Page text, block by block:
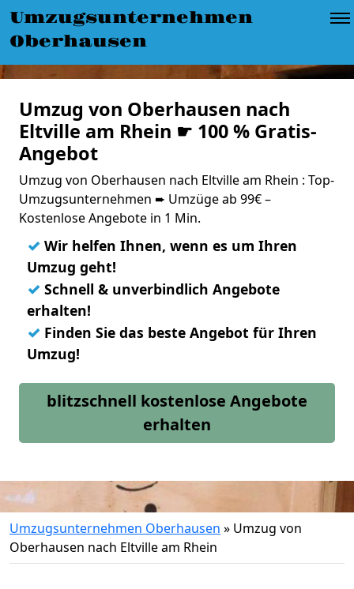
Umzugsunternehmen
Oberhausen
Umzug von Oberhausen nach
Eltville am Rhein ☛ 100 % Gratis-
Angebot
Umzug von Oberhausen nach Eltville am Rhein : Top-
Umzugsunternehmen ➨ Umzüge ab 99€ –
Kostenlose Angebote in 1 Min.
✓ Wir helfen Ihnen, wenn es um Ihren
Umzug geht!
✓ Schnell & unverbindlich Angebote
erhalten!
✓ Finden Sie das beste Angebot für Ihren
Umzug!
blitzschnell kostenlose Angebote
erhalten
Umzugsunternehmen Oberhausen » Umzug von
Oberhausen nach Eltville am Rhein